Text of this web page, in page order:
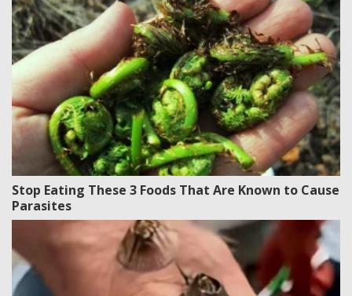
Stop Eating These 3 Foods That Are Known to Cause
Parasites